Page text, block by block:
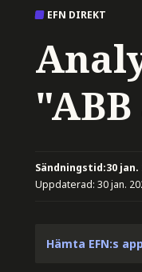
EFN DIREKT
Sändningstid:30 jan.
Uppdaterad: 30 jan.
Hämta EFN:s